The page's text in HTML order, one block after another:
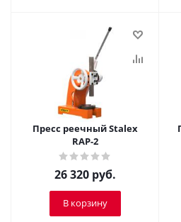
Пресс реечный Stalex
RAP-2
26 320 руб.
В корзину